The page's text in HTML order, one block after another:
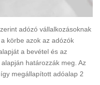
adózó vállalkozásoknak
körbe azok az adózók
a bevétel és az
határozzák meg. Az
megállapított adóalap 2